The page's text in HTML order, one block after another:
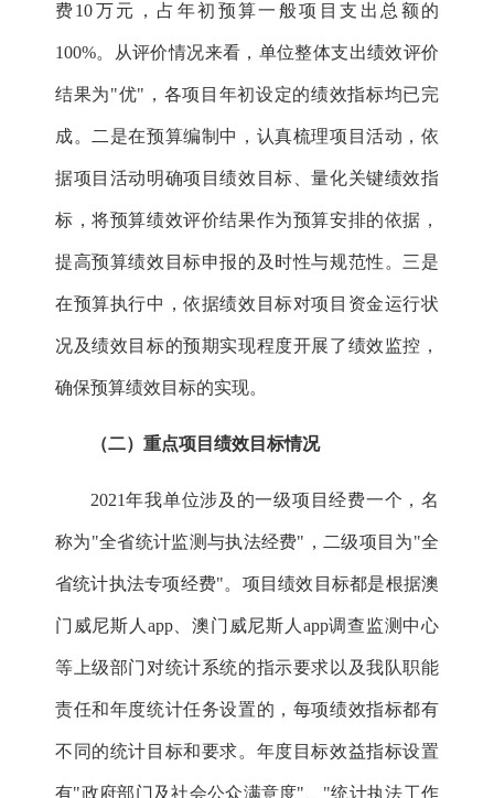
费10万元，占年初预算一般项目支出总额的
100%。从评价情况来看，单位整体支出绩效评价
结果为"优"，各项目年初设定的绩效指标均已完
成。二是在预算编制中，认真梳理项目活动，依
据项目活动明确项目绩效目标、量化关键绩效指
标，将预算绩效评价结果作为预算安排的依据，
提高预算绩效目标申报的及时性与规范性。三是
在预算执行中，依据绩效目标对项目资金运行状
况及绩效目标的预期实现程度开展了绩效监控，
确保预算绩效目标的实现。
（二）重点项目绩效目标情况
2021年我单位涉及的一级项目经费一个，名
称为"全省统计监测与执法经费"，二级项目为"全
省统计执法专项经费"。项目绩效目标都是根据澳
门威尼斯人app、澳门威尼斯人app调查监测中心
等上级部门对统计系统的指示要求以及我队职能
责任和年度统计任务设置的，每项绩效指标都有
不同的统计目标和要求。年度目标效益指标设置
有"政府部门及社会公众满意度"、"统计执法工作